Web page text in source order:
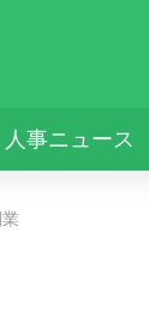
人事ニュース